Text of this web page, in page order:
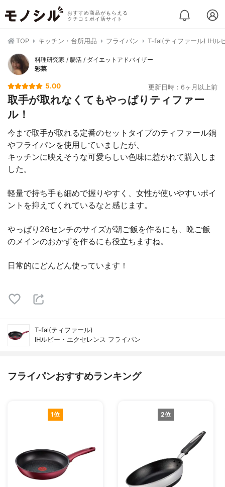
おすすめ商品がもらえる
クチコミポイ活サイト
TOP キッチン・台所用品 フライパン T-fal(ティファール) IHル
料理研究家 / 腸活 / ダイエットアドバイザー
彩菜
5.00 更新日時：6ヶ月以上前
取手が取れなくてもやっぱりティファー
ル！
今まで取手が取れる定番のセットタイプのティファール鍋
やフライパンを使用していましたが、
キッチンに映えそうな可愛らしい色味に惹かれて購入しま
した。
軽量で持ち手も細めで握りやすく、女性が使いやすいポイ
ントを抑えてくれているなと感じます。
やっぱり26センチのサイズが朝ご飯を作るにも、晩ご飯
のメインのおかずを作るにも役立ちますね。
日常的にどんどん使っています！
T-fal(ティファール)
IHルビー・エクセレンス フライパン
フライパンおすすめランキング
1位 2位